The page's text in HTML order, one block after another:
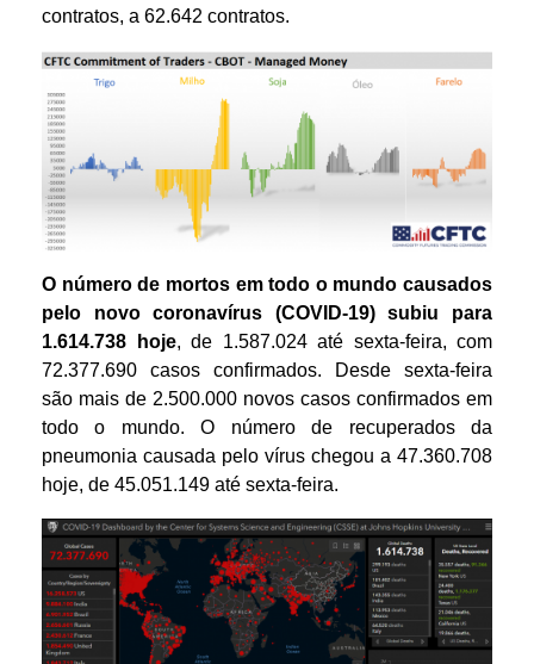
contratos, a 62.642 contratos.
O número de mortos em todo o mundo causados
pelo novo coronavírus (COVID-19) subiu para
1.614.738 hoje, de 1.587.024 até sexta-feira, com
72.377.690 casos confirmados. Desde sexta-feira
são mais de 2.500.000 novos casos confirmados em
todo o mundo. O número de recuperados da
pneumonia causada pelo vírus chegou a 47.360.708
hoje, de 45.051.149 até sexta-feira.